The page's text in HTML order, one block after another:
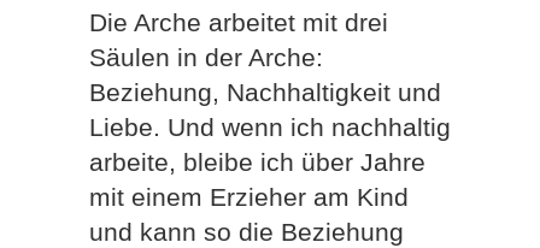
Die Arche arbeitet mit drei
Säulen in der Arche:
Beziehung, Nachhaltigkeit und
Liebe. Und wenn ich nachhaltig
arbeite, bleibe ich über Jahre
mit einem Erzieher am Kind
und kann so die Beziehung